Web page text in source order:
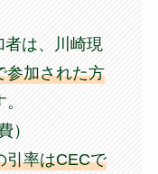
者は、川崎現
参加された方
）
引率はCECで